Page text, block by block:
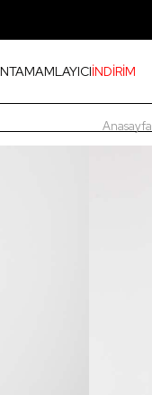
TAMAMLAYICIİNDİRİM
Anasayfa